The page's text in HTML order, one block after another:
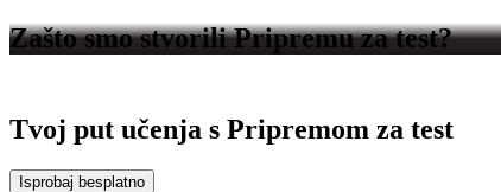
Zašto smo stvoriliPripremu za test?
Tvoj put učenja s Pripremom za test
Isprobaj besplatno